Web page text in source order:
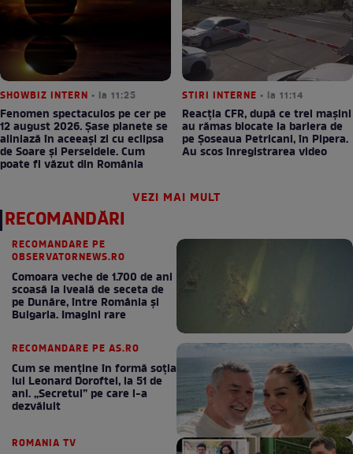
SHOWBIZ INTERN • la 11:25
Fenomen spectaculos pe cer pe
12 august 2026. Șase planete se
aliniază în aceeași zi cu eclipsa
de Soare și Perseidele. Cum
poate fi văzut din România
STIRI INTERNE • la 11:14
Reacția CFR, după ce trei mașini
au rămas blocate la bariera de
pe Șoseaua Petricani, în Pipera.
Au scos înregistrarea video
VEZI MAI MULT
RECOMANDĂRI
RECOMANDARE PE
OBSERVATORNEWS.RO
Comoara veche de 1.700 de ani
scoasă la iveală de seceta de
pe Dunăre, între România şi
Bulgaria. Imagini rare
RECOMANDARE PE AS.RO
Cum se menţine în formă soţia
lui Leonard Doroftei, la 51 de
ani. „Secretul” pe care l-a
dezvăluit
ROMANIA TV